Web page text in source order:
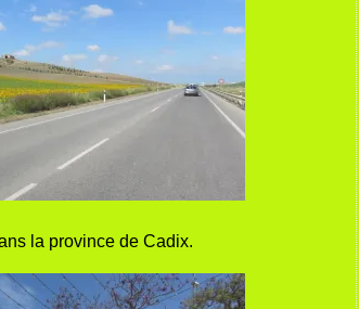
la province de Cadix.